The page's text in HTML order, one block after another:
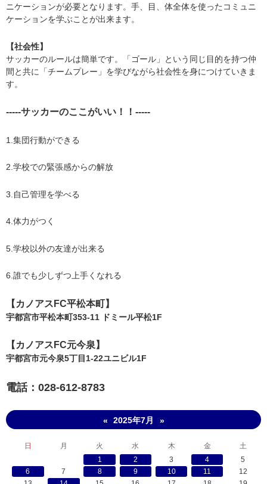
ニケーションが必要となります。手、目、体全体を使ったコミュニ
ケーションを学ぶことが出来ます。
【​社会性】
サッカーのルールは簡単です。「ゴール」という同じ目的を持つ仲
間と共に「チームプレー」を学びながら社会性を身につけていきま
す。
-----サッカーのここがいい！！-----
1.集団行動ができる
2.学校での緊張感からの解放
3.自己管理を学べる
4.体力がつく
5.学校以外の友達が出来る
6.誰でも少しずつ上手くなれる
【​カノアスFC平松本町】
宇都宮市平松本町353-11 ドミール平松1F
【​カノアスFC元今泉】
宇都宮市元今泉5丁目1-22ユニビル1F
電話：028-612-8783
« 2025年7月 »
日 月 火 水 木 金
土
1
2 3 4
5
6
7 8 9 10 11
12